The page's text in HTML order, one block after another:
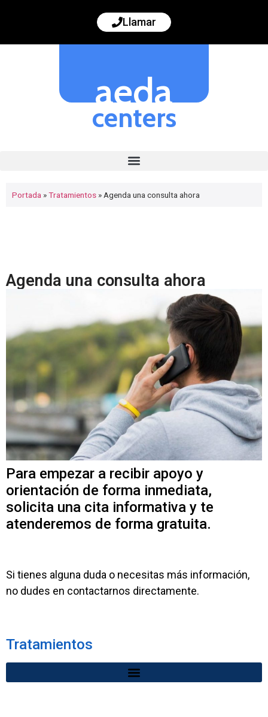
Llamar
aeda
centers
Portada »Tratamientos » Agenda una consulta ahora
Agenda una consulta ahora
Para empezar a recibir apoyo y
orientación de forma inmediata,
solicita una cita informativa y te
atenderemos de forma gratuita.
Si tienes alguna duda o necesitas más información,
no dudes en contactarnos directamente.
Tratamientos